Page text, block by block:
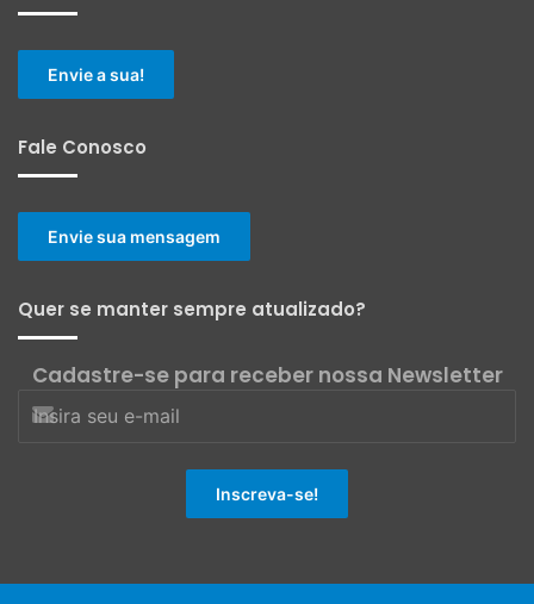
Envie a sua!
Fale Conosco
Envie sua mensagem
Quer se manter sempre atualizado?
Cadastre-se para receber nossa Newsletter